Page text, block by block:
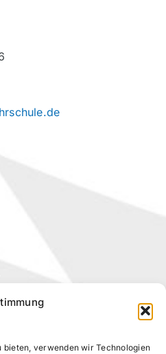
bieten, verwenden wir Technologien